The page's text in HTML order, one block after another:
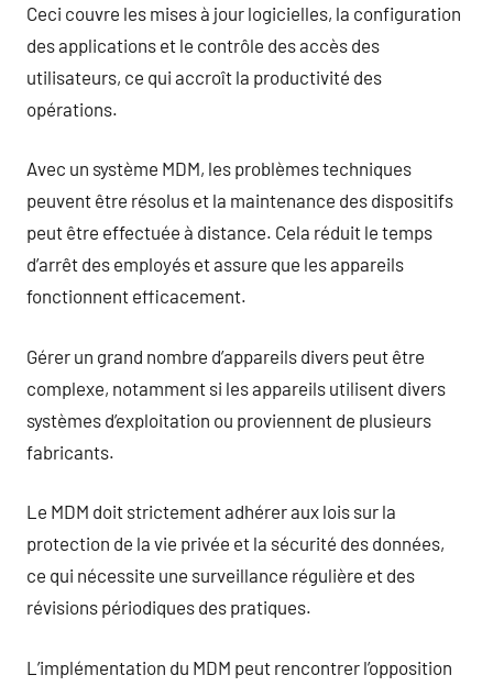
Ceci couvre les mises à jour logicielles, la configuration
des applications et le contrôle des accès des
utilisateurs, ce qui accroît la productivité des
opérations.
Avec un système MDM, les problèmes techniques
peuvent être résolus et la maintenance des dispositifs
peut être effectuée à distance. Cela réduit le temps
d’arrêt des employés et assure que les appareils
fonctionnent efficacement.
Gérer un grand nombre d’appareils divers peut être
complexe, notamment si les appareils utilisent divers
systèmes d’exploitation ou proviennent de plusieurs
fabricants.
Le MDM doit strictement adhérer aux lois sur la
protection de la vie privée et la sécurité des données,
ce qui nécessite une surveillance régulière et des
révisions périodiques des pratiques.
L’implémentation du MDM peut rencontrer l’opposition